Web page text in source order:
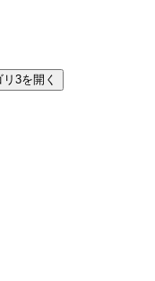
リ3を開く